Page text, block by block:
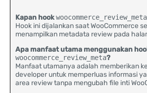
Kapan hookwoocommerce_review_meta
Hook ini dijalankan saat WooCommerce
menampilkan metadata review pada
Apa manfaat utama menggunakan
woocommerce_review_meta?
Manfaat utamanya adalah memberikan
developer untuk memperluas informasi
area review tanpa mengubah file inti